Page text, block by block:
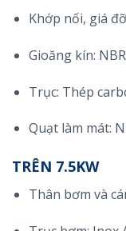
Khớp nối, giá
Gioăng kín: NBR
Trục: Thép
Quạt làm mát:
TRÊN 7.5KW
Thân bơm và